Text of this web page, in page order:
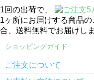
1回の出荷で、
1ヶ所にお届けする商品
合、送料無料でお届けしま
ショッピングガイド
ご注文について